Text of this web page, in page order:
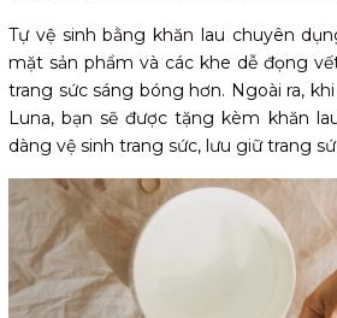
Tự vệ sinh bằng khăn lau chuyên
mặt sản phẩm và các khe dễ đọng
trang sức sáng bóng hơn. Ngoài ra,
Luna, bạn sẽ được tặng kèm khăn
dàng vệ sinh trang sức, lưu giữ trang